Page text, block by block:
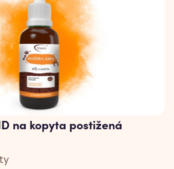
na kopyta postižená